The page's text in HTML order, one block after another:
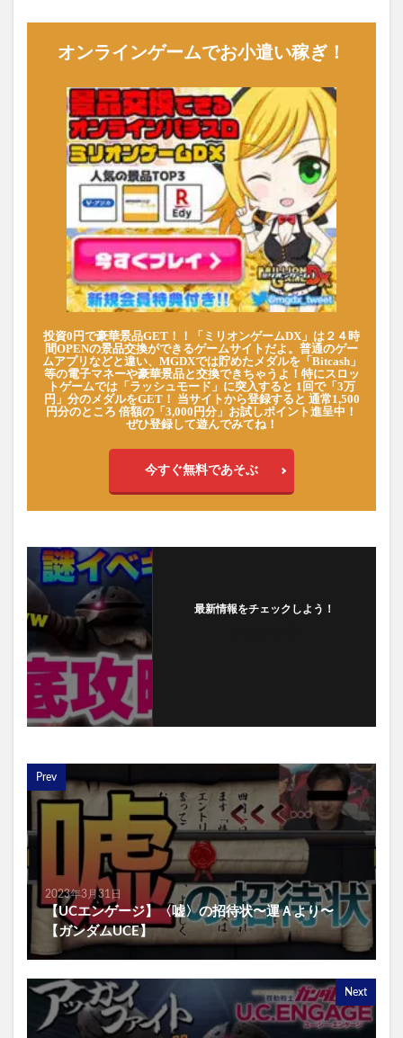
オンラインゲームでお小遣い稼ぎ！
投資0円で豪華景品GET！！「ミリオンゲームDX」は２４時
間OPENの景品交換ができるゲームサイトだよ。普通のゲー
ムアプリなどと違い、MGDXでは貯めたメダルを「Bitcash」
等の電子マネーや豪華景品と交換できちゃうよ！特にスロッ
トゲームでは「ラッシュモード」に突入すると 1回で「3万
円」分のメダルをGET！ 当サイトから登録すると 通常1,500
円分のところ 倍額の「3,000円分」お試しポイント進呈中！
ぜひ登録して遊んでみてね！
今すぐ無料であそぶ
最新情報をチェックしよう！
Prev
2023年3月31日
【UCエンゲージ】〈嘘〉の招待状〜運Ａより〜
【ガンダムUCE】
Next